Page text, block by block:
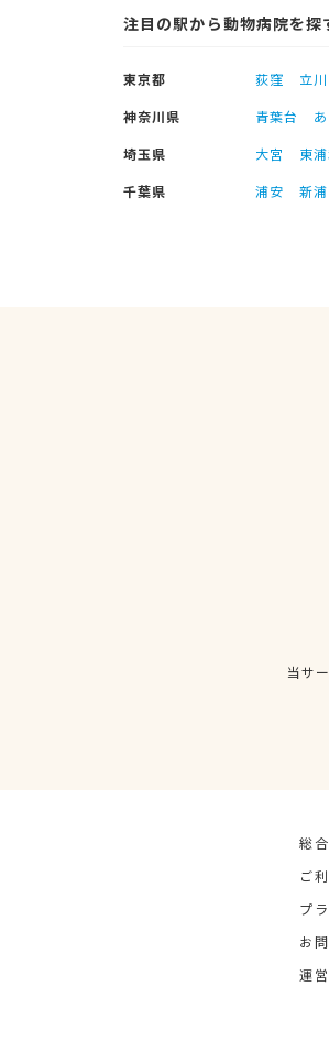
注目の駅から動物病院を探
東京都 荻窪 立川
神奈川県
青葉台
埼玉県
大宮 東
千葉県
浦安 新
当サ
総
ご
プ
お
運